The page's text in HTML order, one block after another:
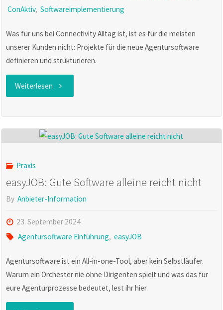
ConAktiv, Softwareimplementierung
Was für uns bei Connectivity Alltag ist, ist es für die meisten
unserer Kunden nicht: Projekte für die neue Agentursoftware
definieren und strukturieren.
Weiterlesen "ConAktiv
6
Start
bis
zum
GO-
LIVE
Praxis
easyJOB: Gute Software alleine reicht nicht
By Anbieter-Information
23. September 2024
Agentursoftware Einführung, easyJOB
Agentursoftware ist ein All-in-one-Tool, aber kein Selbstläufer.
Warum ein Orchester nie ohne Dirigenten spielt und was das für
eure Agenturprozesse bedeutet, lest ihr hier.